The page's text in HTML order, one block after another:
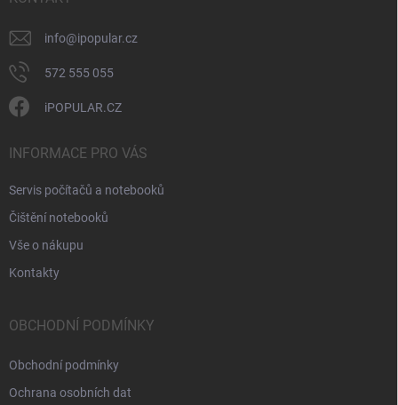
info@ipopular.cz
572 555 055
iPOPULAR.CZ
INFORMACE PRO VÁS
Servis počítačů a notebooků
Čištění notebooků
Vše o nákupu
Kontakty
OBCHODNÍ PODMÍNKY
Obchodní podmínky
Ochrana osobních dat